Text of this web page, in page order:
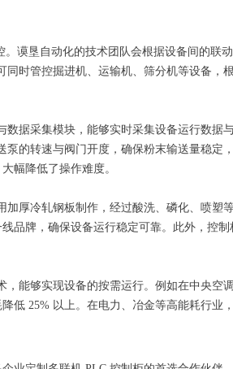
谟垦自动化的技术团队会根据设备间的联
时管控掘进机、运输机、筛分机等设备，
据采集模块，能够实时采集设备运行数据
的转速与阀门开度，确保粉末输送量稳定
幅降低了操作难度。
厚冷轧钢板制作，经过酸洗、磷化、喷塑
品牌，确保设备运行稳定可靠。此外，控
能够实现设备的按需运行。例如在中央空
低 25% 以上。在电力、冶金等高能耗行业